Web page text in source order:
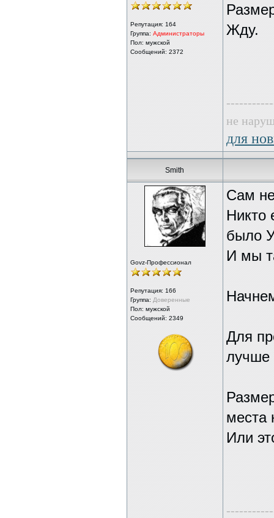
Репутация: 164
Группа: Администраторы
Пол: мужской
Сообщений: 2372
Жду.
не
для
Smith
Govz-Профессионал
Репутация: 166
Группа: Доверенные
Пол: мужской
Сообщений: 2349
Сам
Никто
было
И мы
Для
лучше
места
Или